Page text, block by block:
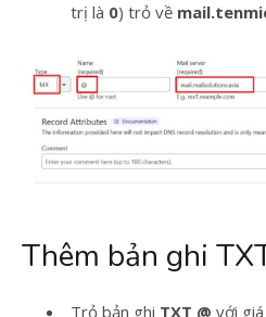
trị là 0) trỏ về
Thêm bản ghi
Trỏ bản ghi TXT @ với